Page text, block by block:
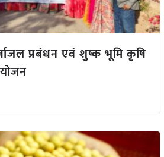
प्रबंधन एवं शुष्क भूमि कृषि